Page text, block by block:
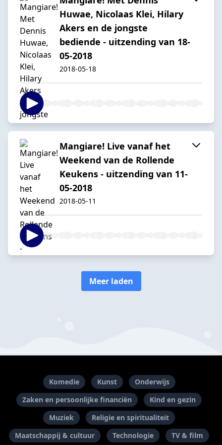
Huwae, Nicolaas Klei, Hilary
Akers en de jongste
bediende - uitzending van 18-
05-2018
2018-05-18
Mangiare! Live vanaf het
Weekend van de Rollende
Keukens - uitzending van 11-
05-2018
2018-05-11
Meer laden
Komedie Kunst
Onderwijs
Zaken en persoonlijke financiën
Kind en gezin
Muziek
Religie en spiritualiteit
Maatschappij & cultuur
Technologie TV & film